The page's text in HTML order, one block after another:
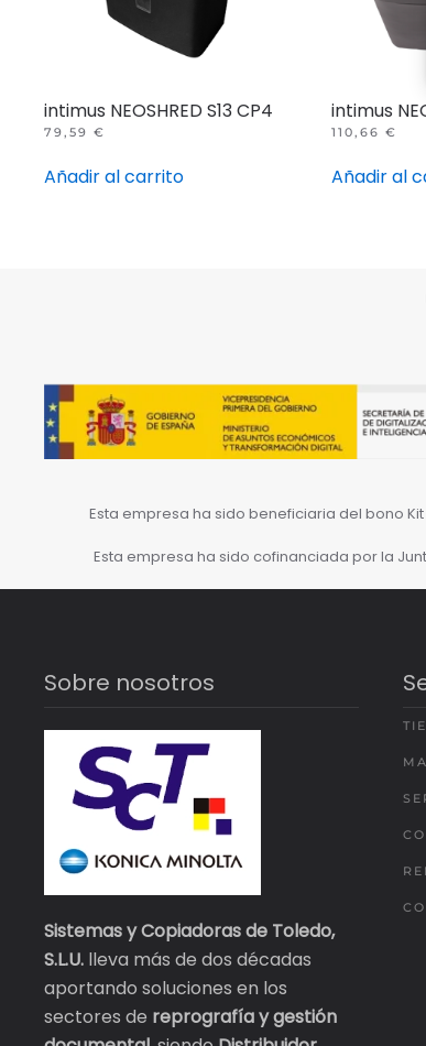
intimus NEOSHRED S13 CP4
79,59 €
Añadir al carrito
intimus
110,66 €
Añadir al
Esta empresa ha sido beneficiaria del bono
Esta empresa ha sido cofinanciada por la
Sobre nosotros
Sistemas y Copiadoras de Toledo,
S.L.U. lleva más de dos décadas
aportando soluciones en los
sectores de reprografía y gestión